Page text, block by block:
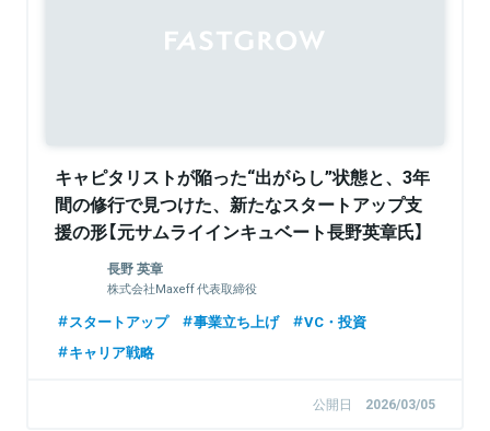
キャピタリストが陥った“出がらし”状態と、3年
間の修行で見つけた、新たなスタートアップ支
援の形【元サムライインキュベート長野英章氏】
長野 英章
株式会社Maxeff 代表取締役
スタートアップ 事業立ち上げ
VC・投資
キャリア戦略
公開日 2026/03/05